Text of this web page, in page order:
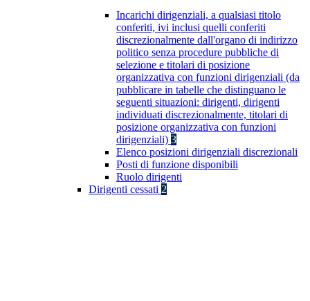
Incarichi dirigenziali, a qualsiasi titolo
conferiti, ivi inclusi quelli conferiti
discrezionalmente dall'organo di indirizzo
politico senza procedure pubbliche di
selezione e titolari di posizione
organizzativa con funzioni dirigenziali (da
pubblicare in tabelle che distinguano le
seguenti situazioni: dirigenti, dirigenti
individuati discrezionalmente, titolari di
posizione organizzativa con funzioni
dirigenziali) 3
Elenco posizioni dirigenziali discrezionali
Posti di funzione disponibili
Ruolo dirigenti
Dirigenti cessati 2